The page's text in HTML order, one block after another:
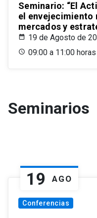
Seminario: “El
el
mercados y
19 de Agosto de
09:00 a 11:00 horas
Seminarios
19 AGO
Conferencias